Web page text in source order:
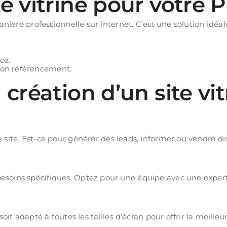
professionnelle sur internet. C’est une solution
référencement.
d’un site
Est-ce pour générer des leads, informer ou vendre
spécifiques. Optez pour une équipe avec une
adapté à toutes les tailles d’écran pour offrir la